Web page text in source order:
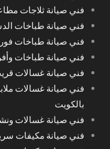
فني صيانة ثلاجات
فني صيانة طباخات
فني صيانة طباخات
فني صيانة طباخات
فني صيانة غسالات
فني صيانة غسالات
بالكويت
فني صيانة غسالات
فني صيانة مكيفات سريع 98548488